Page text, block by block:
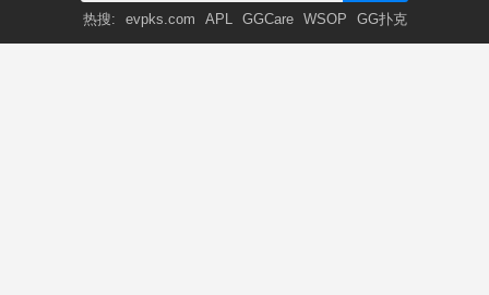
热搜: evpks.com APL GGCare WSOP GG扑克